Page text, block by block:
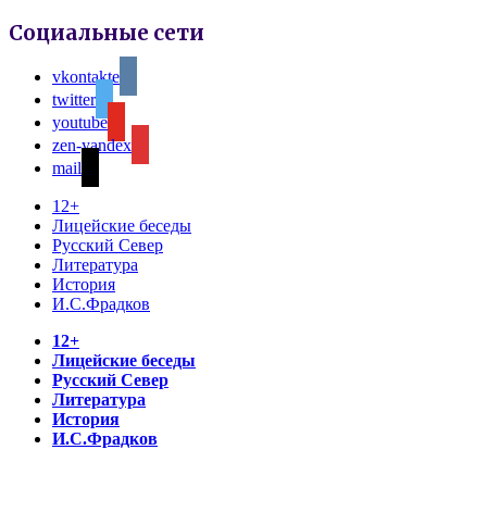
Социальные сети
vkontakte
twitter
youtube
zen-yandex
mail
12+
Лицейские беседы
Русский Север
Литература
История
И.С.Фрадков
12+
Лицейские беседы
Русский Север
Литература
История
И.С.Фрадков